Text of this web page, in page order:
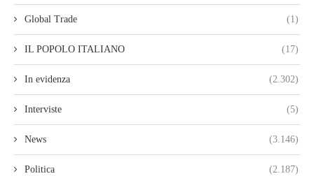
Global Trade (1)
IL POPOLO ITALIANO (17)
In evidenza (2.302)
Interviste (5)
News (3.146)
Politica (2.187)